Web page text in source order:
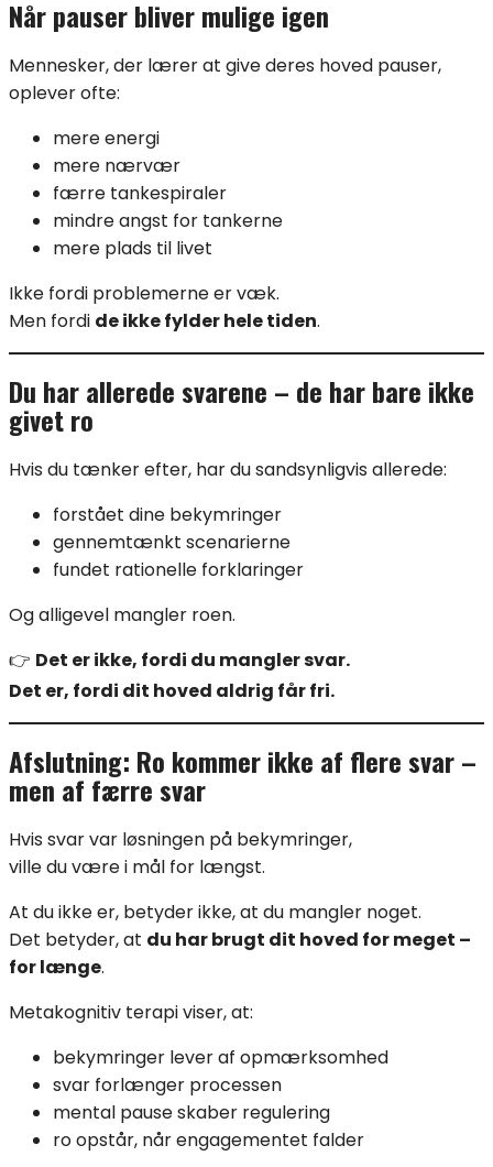
Når pauser bliver mulige igen
Mennesker, der lærer at give deres hoved pauser,
oplever ofte:
mere energi
mere nærvær
færre tankespiraler
mindre angst for tankerne
mere plads til livet
Ikke fordi problemerne er væk.
Men fordi de ikke fylder hele tiden.
Du har allerede svarene – de har bare ikke
givet ro
Hvis du tænker efter, har du sandsynligvis allerede:
forstået dine bekymringer
gennemtænkt scenarierne
fundet rationelle forklaringer
Og alligevel mangler roen.
👉 Det er ikke, fordi du mangler svar.
Det er, fordi dit hoved aldrig får fri.
Afslutning: Ro kommer ikke af flere svar –
men af færre svar
Hvis svar var løsningen på bekymringer,
ville du være i mål for længst.
At du ikke er, betyder ikke, at du mangler noget.
Det betyder, at du har brugt dit hoved for meget –
for længe.
Metakognitiv terapi viser, at:
bekymringer lever af opmærksomhed
svar forlænger processen
mental pause skaber regulering
ro opstår, når engagementet falder